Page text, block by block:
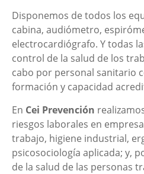
Disponemos de todos los
cabina, audiómetro,
electrocardiógrafo. Y todas
control de la salud de los
cabo por personal sanitario
formación y capacidad
En Cei Prevención
riesgos laborales en
trabajo, higiene industrial,
psicosociología aplicada; y,
de la salud de las personas